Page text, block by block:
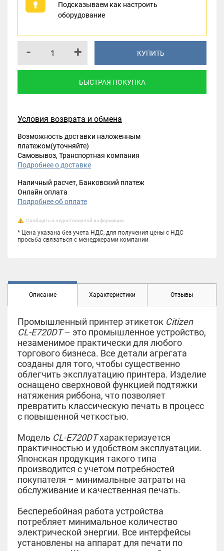
Подсказываем как настроить
оборудование
- + КУПИТЬ
БЫСТРАЯ ПОКУПКА
Условия возврата и обмена
Возможность доставки наложенным
платежом(уточняйте)
Самовывоз, Транспортная компания
Подробнее о доставке
Наличный расчет, Банковский платеж
Онлайн оплата
Подробнее об оплате
Сообщить о недостоверной информации
* Цена указана без учета НДС, для получения цены с НДС
просьба связаться с менеджерами компании
Описание Характеристики Отзывы
Промышленный принтер этикеток Citizen
CL-E720DT– это промышленное устройство,
незаменимое практически для любого
торгового бизнеса. Все детали агрегата
созданы для того, чтобы существенно
облегчить эксплуатацию принтера. Изделие
оснащено сверхновой функцией подтяжки
натяжения риббона, что позволяет
превратить классическую печать в процесс
с повышенной четкостью.
Модель CL-E720DTхарактеризуется
практичностью и удобством эксплуатации.
Японская продукция такого типа
производится с учетом потребностей
покупателя – минимальные затраты на
обслуживание и качественная печать.
Бесперебойная работа устройства
потребляет минимальное количество
электрической энергии. Все интерфейсы
установлены на аппарат для печати по